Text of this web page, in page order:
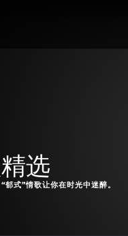
选
式”情歌让你在时光中迷醉。